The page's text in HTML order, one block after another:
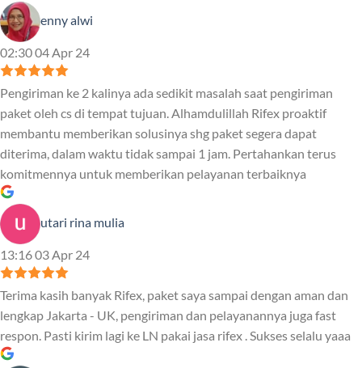
enny alwi
02:30 04 Apr 24
Pengiriman ke 2 kalinya ada sedikit masalah saat pengiriman
paket oleh cs di tempat tujuan. Alhamdulillah Rifex proaktif
membantu memberikan solusinya shg paket segera dapat
diterima, dalam waktu tidak sampai 1 jam. Pertahankan terus
komitmennya untuk memberikan pelayanan terbaiknya
utari rina mulia
13:16 03 Apr 24
Terima kasih banyak Rifex, paket saya sampai dengan aman dan
lengkap Jakarta - UK, pengiriman dan pelayanannya juga fast
respon. Pasti kirim lagi ke LN pakai jasa rifex . Sukses selalu yaaa